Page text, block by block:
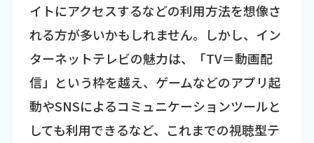
イトにアクセスするなどの利用方法を想像さ
れる方が多いかもしれません。しかし、イン
ターネットテレビの魅力は、「TV＝動画配
信」という枠を越え、ゲームなどのアプリ起
動やSNSによるコミュニケーションツールと
しても利用できるなど、これまでの視聴型テ